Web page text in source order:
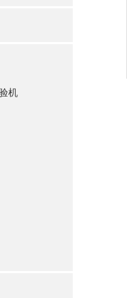
机